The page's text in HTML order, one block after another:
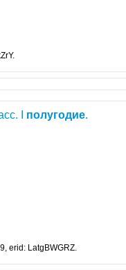
I полугодие.
erid: LatgBWGRZ.